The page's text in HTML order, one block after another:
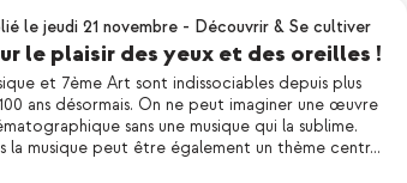
le jeudi 21 novembre - Découvrir & Se cultiver
le plaisir des yeux et des oreilles !
et 7ème Art sont indissociables depuis plus
ans désormais. On ne peut imaginer une œuvre
sans une musique qui la sublime.
la musique peut être également un thème centr…